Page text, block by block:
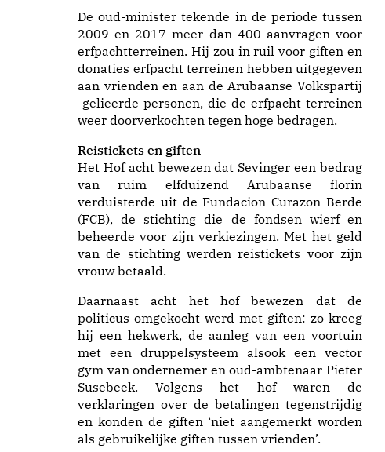
De oud-minister tekende in de periode tussen
2009 en 2017 meer dan 400 aanvragen voor
erfpachtterreinen. Hij zou in ruil voor giften en
donaties erfpacht terreinen hebben uitgegeven
aan vrienden en aan de Arubaanse Volkspartij
gelieerde personen, die de erfpacht-terreinen
weer doorverkochten tegen hoge bedragen.
Reistickets en giften
Het Hof acht bewezen dat Sevinger een bedrag
van ruim elfduizend Arubaanse florin
verduisterde uit de Fundacion Curazon Berde
(FCB), de stichting die de fondsen wierf en
beheerde voor zijn verkiezingen. Met het geld
van de stichting werden reistickets voor zijn
vrouw betaald.
Daarnaast acht het hof bewezen dat de
politicus omgekocht werd met giften: zo kreeg
hij een hekwerk, de aanleg van een voortuin
met een druppelsysteem alsook een vector
gym van ondernemer en oud-ambtenaar Pieter
Susebeek. Volgens het hof waren de
verklaringen over de betalingen tegenstrijdig
en konden de giften ‘niet aangemerkt worden
als gebruikelijke giften tussen vrienden’.